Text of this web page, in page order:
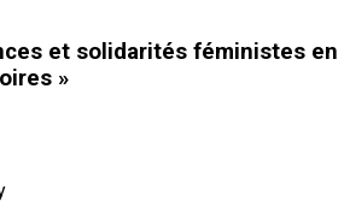
et solidarités féministes en
»